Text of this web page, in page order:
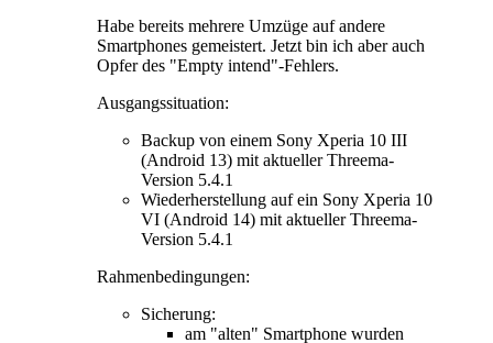
Habe bereits mehrere Umzüge auf andere
Smartphones gemeistert. Jetzt bin ich aber auch
Opfer des "Empty intend"-Fehlers.
Ausgangssituation:
Backup von einem Sony Xperia 10 III
(Android 13) mit aktueller Threema-
Version 5.4.1
Wiederherstellung auf ein Sony Xperia 10
VI (Android 14) mit aktueller Threema-
Version 5.4.1
Rahmenbedingungen:
Sicherung:
am "alten" Smartphone wurden